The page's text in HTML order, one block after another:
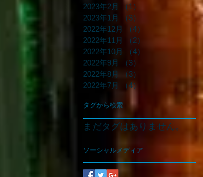
2023年2月
（1）
2023年1月
（3）
2022年12月
（4）
2022年11月
（2）
2022年10月
（4）
2022年9月
（3）
2022年8月
（3）
2022年7月
（4）
タグから検索
まだタグはありません。
ソーシャルメディア